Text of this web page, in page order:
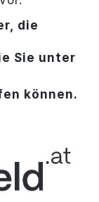
die
Sie unter
können.